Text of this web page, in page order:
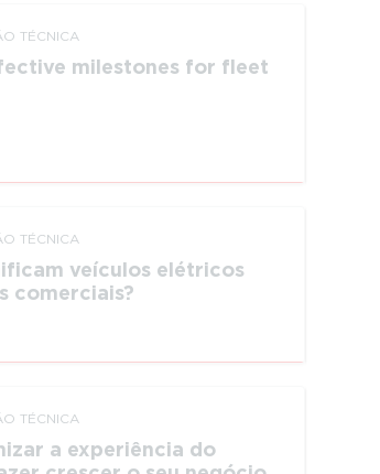
TÉCNICA
milestones for fleet
TÉCNICA
veículos elétricos
comerciais?
TÉCNICA
a experiência do